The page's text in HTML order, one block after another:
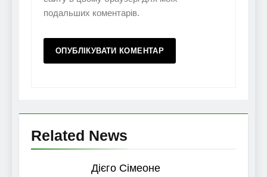
подальших коментарів.
Related News
Дієго Сімеоне